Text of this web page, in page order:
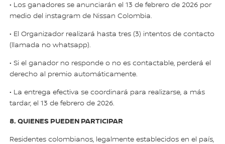
• Los ganadores se anunciarán el 13 de febrero de 2026 por
medio del instagram de Nissan Colombia.
• El Organizador realizará hasta tres (3) intentos de contacto
(llamada no whatsapp).
• Si el ganador no responde o no es contactable, perderá el
derecho al premio automáticamente.
• La entrega efectiva se coordinará para realizarse, a más
tardar, el 13 de febrero de 2026.
8. QUIENES PUEDEN PARTICIPAR
Residentes colombianos, legalmente establecidos en el país,